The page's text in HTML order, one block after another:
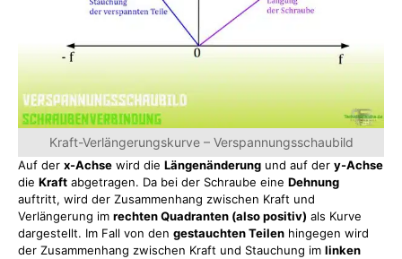
Kraft-Verlängerungskurve – Verspannungsschaubild
Auf der x-Achse wird die Längenänderung und auf der y-Achse
die Kraft abgetragen. Da bei der Schraube eine Dehnung
auftritt, wird der Zusammenhang zwischen Kraft und
Verlängerung im rechten Quadranten (also positiv) als Kurve
dargestellt. Im Fall von den gestauchten Teilen hingegen wird
der Zusammenhang zwischen Kraft und Stauchung im linken